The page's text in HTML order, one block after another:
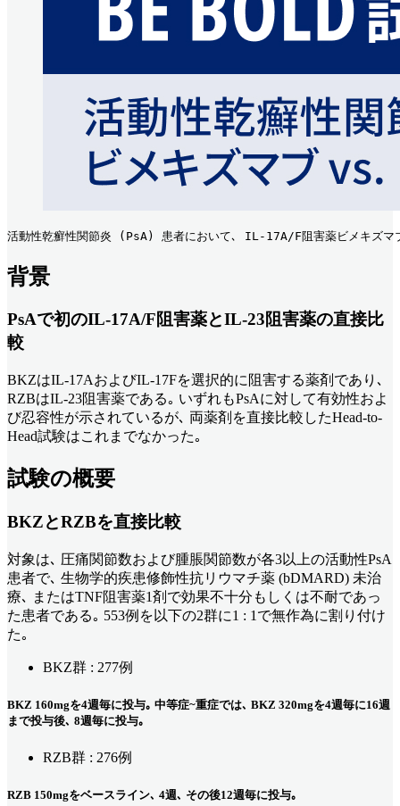
活動性乾癬性関節炎 (PsA) 患者において､ IL-17A/F阻害薬ビメキズ
背景
PsAで初のIL-17A/F阻害薬とIL-23阻害薬の直接比
較
BKZはIL-17AおよびIL-17Fを選択的に阻害する薬剤であり､
RZBはIL-23阻害薬である｡ いずれもPsAに対して有効性およ
び忍容性が示されているが､ 両薬剤を直接比較したHead-to-
Head試験はこれまでなかった｡
試験の概要
BKZとRZBを直接比較
対象は､ 圧痛関節数および腫脹関節数が各3以上の活動性PsA
患者で､ 生物学的疾患修飾性抗リウマチ薬 (bDMARD) 未治
療､ またはTNF阻害薬1剤で効果不十分もしくは不耐であっ
た患者である｡ 553例を以下の2群に1 : 1で無作為に割り付け
た｡
BKZ群 : 277例
BKZ 160mgを4週毎に投与｡ 中等症~重症では､ BKZ 320mgを4週毎に16週
まで投与後､ 8週毎に投与｡
RZB群 : 276例
RZB 150mgをベースライン､ 4週､ その後12週毎に投与｡